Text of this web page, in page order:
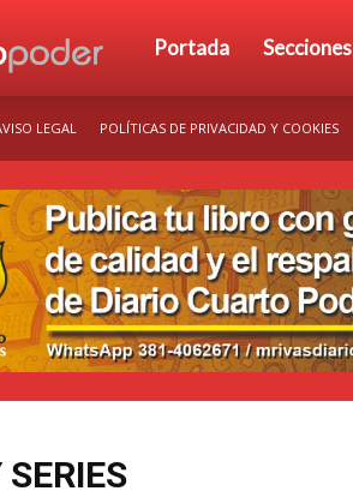
Diario
Poder
Portada Secciones
LEGAL POLÍTICAS DE PRIVACIDAD Y COOKIES